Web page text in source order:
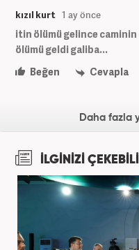
kızıl kurt 1 ay önce
itin ölümü gelince
ölümü geldi galiba...
Beğen
Cevapla
Daha fazla
İLGİNİZİ